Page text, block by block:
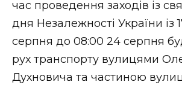
Втрачений Ужгород
ЗАКАРПАТСЬКІ НОВИНИ
час проведення заходів із
дня Незалежності України із
серпня до 08:00 24 серпня
рух транспорту вулицями
Духновича та частиною